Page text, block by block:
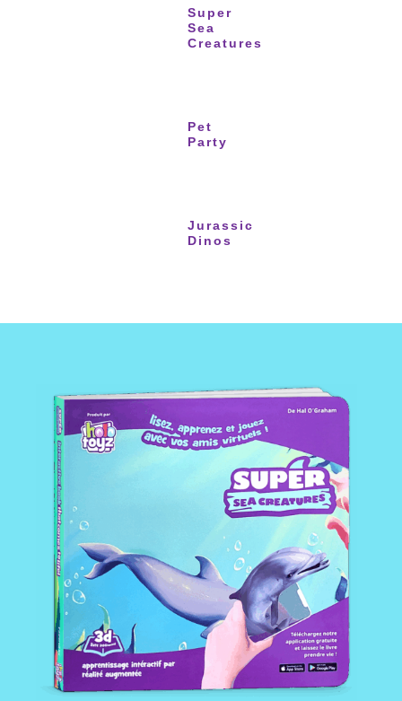
Super
Sea
Creatures
Pet
Party
Jurassic
Dinos